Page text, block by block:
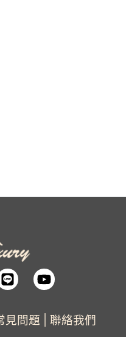
見問題 聯絡我們